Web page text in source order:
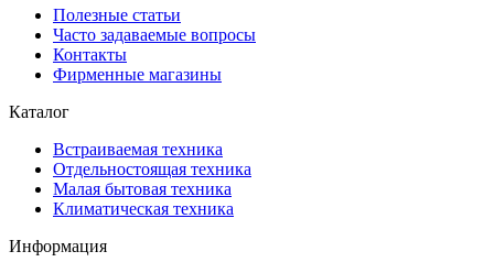
Полезные статьи
Часто задаваемые вопросы
Контакты
Фирменные магазины
Каталог
Встраиваемая техника
Отдельностоящая техника
Малая бытовая техника
Климатическая техника
Информация